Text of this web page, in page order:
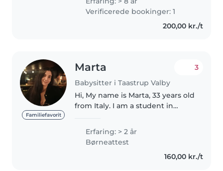
certified babysitter and have
also been working in a daycare
Verificerede bookinger: 1
200,00 kr./t
Familiefavorit
Marta
Babysitter i Taastrup Valby
3
Hi, My name is Marta, 33 years old
from Italy. I am a student in
University of Copenhagen. I have
experience with kids from new
born to 11 years old. I lived..
Erfaring: > 2 år
Børneattest
160,00 kr./t